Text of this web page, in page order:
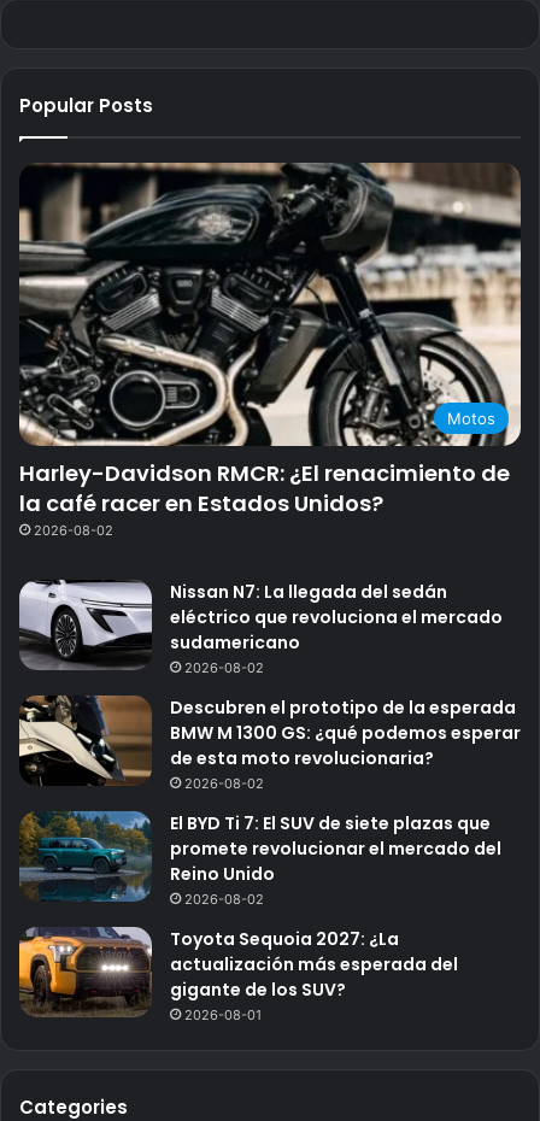
Popular Posts
Motos
Harley-Davidson RMCR: ¿El renacimiento de
la café racer en Estados Unidos?
2026-08-02
Nissan N7: La llegada del sedán
eléctrico que revoluciona el mercado
sudamericano
2026-08-02
Descubren el prototipo de la esperada
BMW M 1300 GS: ¿qué podemos esperar
de esta moto revolucionaria?
2026-08-02
El BYD Ti 7: El SUV de siete plazas que
promete revolucionar el mercado del
Reino Unido
2026-08-02
Toyota Sequoia 2027: ¿La
actualización más esperada del
gigante de los SUV?
2026-08-01
Categories